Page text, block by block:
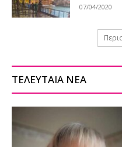
07/04/2020
ΤΕΛΕΥΤΑΙΑ ΝΕΑ